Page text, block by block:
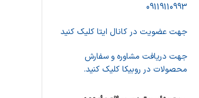
09119110993
جهت عضویت در کانال ایتا کلیک کنید
جهت دریافت مشاوره و سفارش
محصولات در روبیکا کلیک کنید.